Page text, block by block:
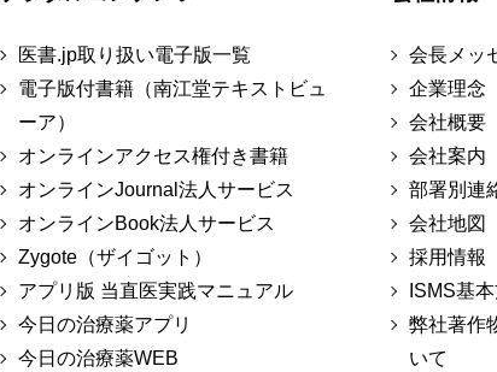
医書.jp取り扱い電子版一覧
電子版付書籍（南江堂テキストビュ
ーア）
オンラインアクセス権付き書籍
オンラインJournal法人サービス
オンラインBook法人サービス
Zygote（ザイゴット）
アプリ版 当直医実践マニュアル
今日の治療薬アプリ
今日の治療薬WEB
会長メッ
企業理念
会社概要
会社案内
部署別連
会社地図
採用情報
ISMS基
弊社著作
いて